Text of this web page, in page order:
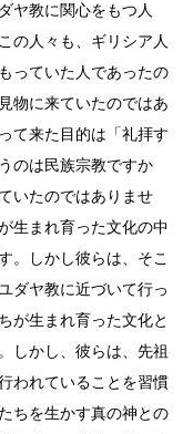
ヤ教に関心をもつ人
の人々も、ギリシア人
っていた人であったの
物に来ていたのではあ
て来た目的は「礼拝す
のは民族宗教ですか
いたのではありませ
生まれ育った文化の中
。しかし彼らは、そこ
ダヤ教に近づいて行っ
が生まれ育った文化と
しかし、彼らは、先祖
われていることを習慣
ちを生かす真の神との